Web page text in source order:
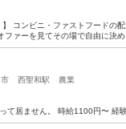
】 コンビニ・ファストフードの
オファーを見てその場で自
西聖和駅
農業
て居ません。 時給1100円〜 経